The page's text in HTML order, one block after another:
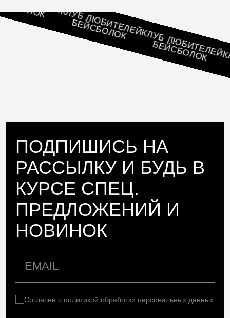
ПОДПИШИСЬ НА
РАССЫЛКУ И БУДЬ В
КУРСЕ СПЕЦ.
ПРЕДЛОЖЕНИЙ И
НОВИНОК
Согласен с политикой обработки персональных данных
КЛУБ ЛЮБИТЕЛЕЙ
БЕЙСБОЛОК КЛУБ ЛЮБИТЕЛЕЙ
БЕЙСБОЛОК